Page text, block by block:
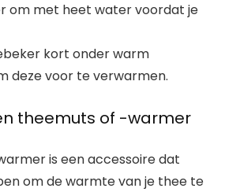
om met heet water voordat je
kort onder warm
deze voor te verwarmen.
theemuts of -warmer
is een accessoire dat
om de warmte van je thee te